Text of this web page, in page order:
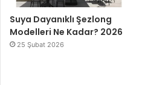
Suya Dayanıklı Şezlong
Modelleri Ne Kadar? 2026
25 Şubat 2026